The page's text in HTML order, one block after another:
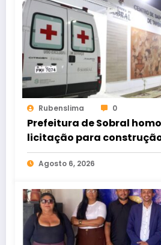
Rubenslima 0
Prefeitura de Sobral
licitação para
de Taperuaba
Agosto 6, 2026